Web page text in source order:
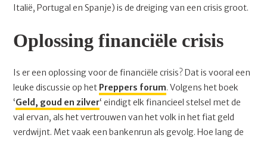
Italië, Portugal en Spanje) is de dreiging van een crisis groot.
Oplossing financiële crisis
Is er een oplossing voor de financiële crisis? Dat is vooral een
leuke discussie op het Preppers forum. Volgens het boek
‘Geld, goud en zilver‘ eindigt elk financieel stelsel met de
val ervan, als het vertrouwen van het volk in het fiat geld
verdwijnt. Met vaak een bankenrun als gevolg. Hoe lang de